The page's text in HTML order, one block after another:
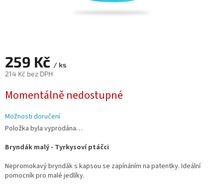
259 Kč / ks
214 Kč bez DPH
cena:
Momentálně nedostupné
Možnosti doručení
Položka byla vyprodána…
Bryndák malý - Tyrkysoví ptáčci
Nepromokavý bryndák s kapsou se zapínáním na patentky. Ideální
pomocník pro malé jedlíky.